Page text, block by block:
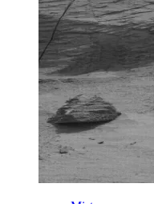
de
pe
Marte